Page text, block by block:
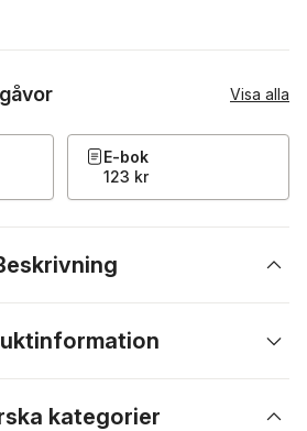
Visa alla
E-bok
123 kr
kategorier